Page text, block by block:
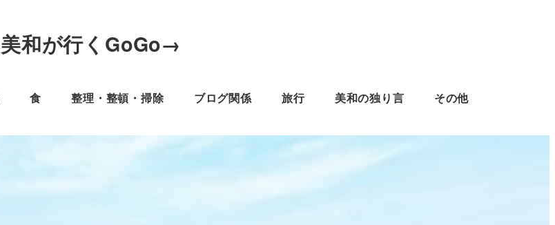
美和が行くGoGo→
食 整理・整頓・掃除 ブログ関係 旅行 美和の独り言 その他